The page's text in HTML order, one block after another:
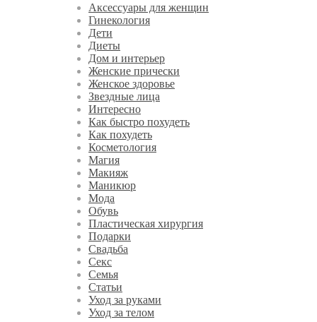
Аксессуары для женщин
Гинекология
Дети
Диеты
Дом и интерьер
Женские прически
Женское здоровье
Звездные лица
Интересно
Как быстро похудеть
Как похудеть
Косметология
Магия
Макияж
Маникюр
Мода
Обувь
Пластическая хирургия
Подарки
Свадьба
Секс
Семья
Статьи
Уход за руками
Уход за телом